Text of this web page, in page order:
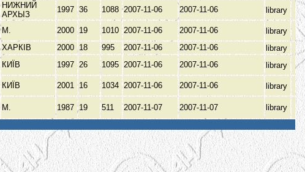
НИЖНИЙ
АРХЫЗ
1997 36 1088 2007-11-06 2007-11-06 library
М. 2000 19 1010 2007-11-06 2007-11-06
library
ХАРКІВ 2000 18 995 2007-11-06 2007-11-06
library
КИЇВ 1997 26 1095 2007-11-06 2007-11-06 library
КИЇВ 2001 16 1034 2007-11-06 2007-11-06 library
М. 1987 19 511 2007-11-07 2007-11-07
library